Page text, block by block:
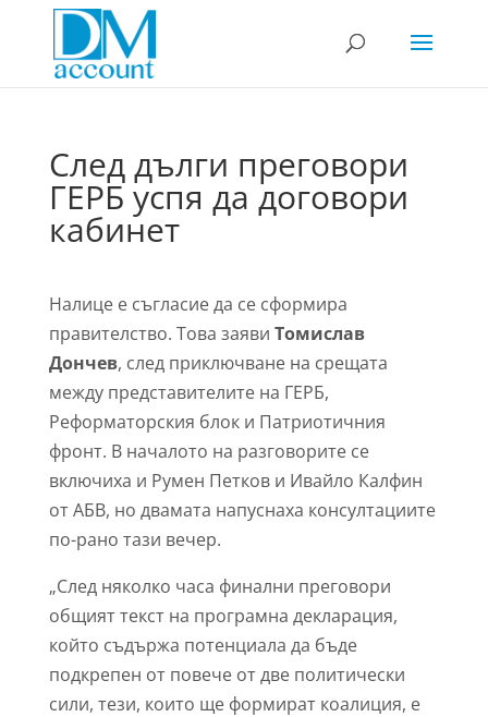
След дълги преговори
ГЕРБ успя да договори
кабинет
Налице е съгласие да се сформира
правителство. Това заяви Томислав
Дончев, след приключване на срещата
между представителите на ГЕРБ,
Реформаторския блок и Патриотичния
фронт. В началото на разговорите се
включиха и Румен Петков и Ивайло Калфин
от АБВ, но двамата напуснаха консултациите
по-рано тази вечер.
„След няколко часа финални преговори
общият текст на програмна декларация,
който съдържа потенциала да бъде
подкрепен от повече от две политически
сили, тези, които ще формират коалиция, е